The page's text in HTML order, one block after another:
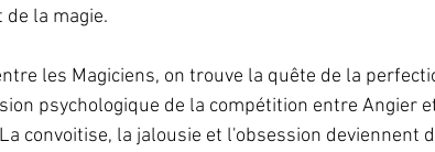
la magie.
les Magiciens, on trouve la quête de la
convoitise, la jalousie et l'obsession deviennent